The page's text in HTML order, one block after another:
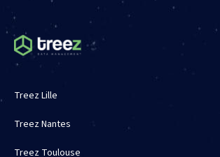
Treez Lille
Treez Nantes
Treez Toulouse